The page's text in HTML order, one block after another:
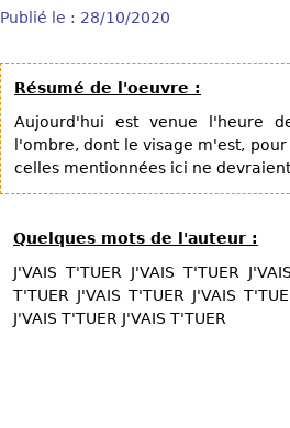
Publié le : 28/10/2020
Résumé de l'oeuvre :
Aujourd'hui est venue l'heure
l'ombre, dont le visage m'est,
celles mentionnées ici ne
Quelques mots de l'auteur :
J'VAIS T'TUER J'VAIS T'TUER
T'TUER J'VAIS T'TUER J'VAIS
J'VAIS T'TUER J'VAIS T'TUER